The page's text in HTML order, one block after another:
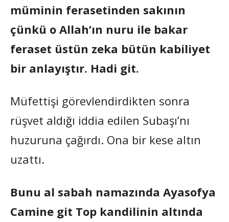
müminin ferasetinden sakının
çünkü o Allah’ın nuru ile bakar
feraset üstün zeka bütün kabiliyet
bir anlayıştır. Hadi git.
Müfettişi görevlendirdikten sonra
rüşvet aldığı iddia edilen Subaşı’nı
huzuruna çağırdı. Ona bir kese altın
uzattı.
Bunu al sabah namazında Ayasofya
Camine git Top kandilinin altında